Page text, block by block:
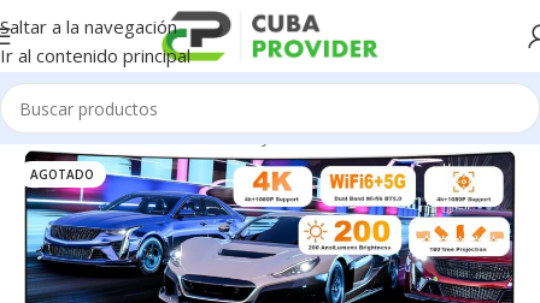
Saltar a la navegación
Ir al contenido principal
Inicio/Electrodomésticos/Proyectores
AGOTADO